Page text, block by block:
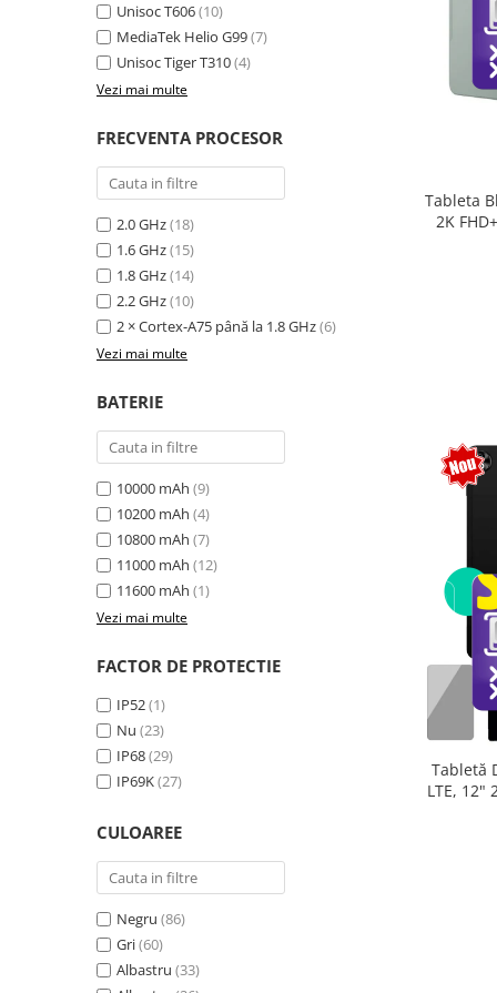
Unisoc T606(10)
MediaTek Helio G99(7)
Unisoc Tiger T310(4)
Vezi mai multe
FRECVENTA PROCESOR
2.0 GHz(18)
1.6 GHz(15)
1.8 GHz(14)
2.2 GHz(10)
2 × Cortex-A75 până la 1.8 GHz(6)
Vezi mai multe
BATERIE
10000 mAh (9)
10200 mAh (4)
10800 mAh (7)
11000 mAh (12)
11600 mAh (1)
Vezi mai multe
FACTOR DE PROTECTIE
IP52(1)
Nu (23)
IP68(29)
IP69K(27)
CULOAREE
Negru (86)
Gri(60)
Albastru (33)
Tableta
2K
Tabletă
LTE, 12"